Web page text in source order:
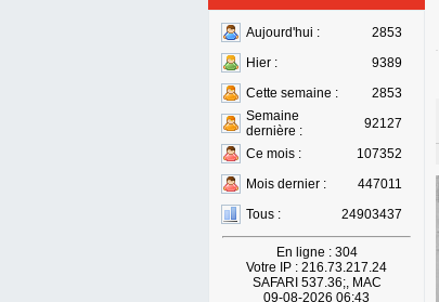
Aujourd'hui :
2853
Hier :
9389
Cette semaine :
2853
Semaine
dernière :
92127
Ce mois :
107352
Mois dernier :
447011
Tous :
24903437
En ligne : 304
Votre IP : 216.73.217.24
SAFARI 537.36;, MAC
09-08-2026 06:43